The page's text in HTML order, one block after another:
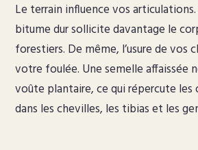
Le terrain influence vos articulations.
bitume dur sollicite davantage le
forestiers. De même, l’usure de vos
votre foulée. Une semelle affaissée
voûte plantaire, ce qui répercute les
dans les chevilles, les tibias et les